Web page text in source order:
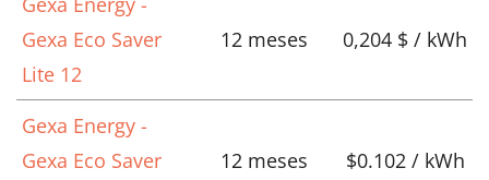
Gexa Eco Saver
Lite 12
12 meses 0,204 $ / kWh
Gexa Energy -
Gexa Eco Saver
12 meses $0.102 / kWh